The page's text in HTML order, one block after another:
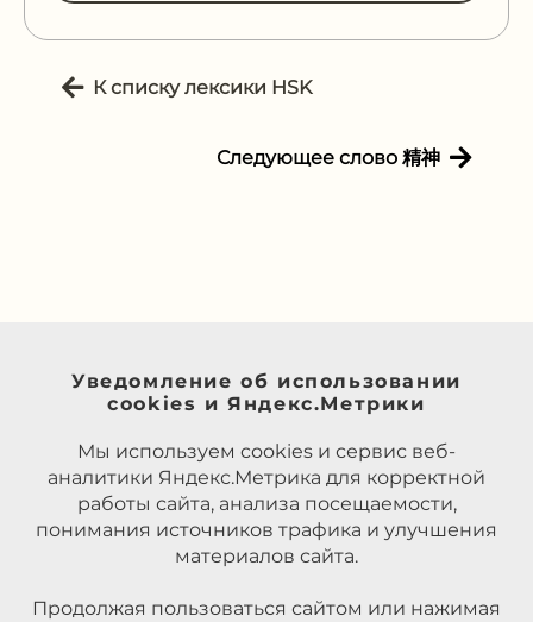
К списку лексики HSK
Следующее слово 精神
Уведомление об использовании
cookies и Яндекс.Метрики
Мы используем cookies и сервис веб-
аналитики Яндекс.Метрика для корректной
работы сайта, анализа посещаемости,
понимания источников трафика и улучшения
материалов сайта.
Продолжая пользоваться сайтом или нажимая